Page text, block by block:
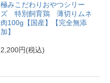
極みこだわりおやつシリー
ズ 特別飼育鶏 薄切りムネ
肉100g【国産】【完全無添
加】
2,200円(税込)